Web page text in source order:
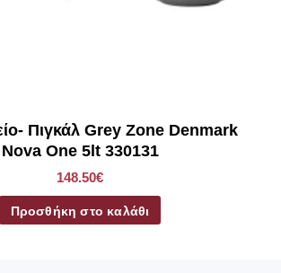
Πιγκάλ Grey Zone Denmark
Nova One 5lt 330131
148.50€
Προσθήκη στο καλάθι